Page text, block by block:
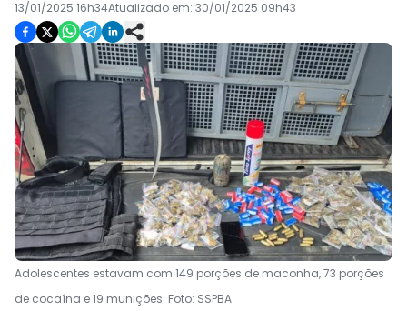
13/01/2025 16h34Atualizado em: 30/01/2025 09h43
Adolescentes estavam com 149 porções de maconha, 73 porções
de cocaína e 19 munições. Foto: SSPBA